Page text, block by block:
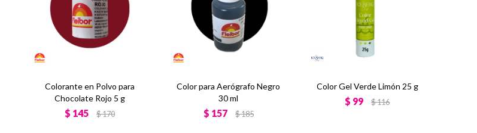
Colorante en Polvo para
Chocolate Rojo 5 g
$ 145 $170
Color para Aerógrafo Negro
30 ml
$ 157 $185
Color Gel Verde Limón 25 g
$ 99 $116